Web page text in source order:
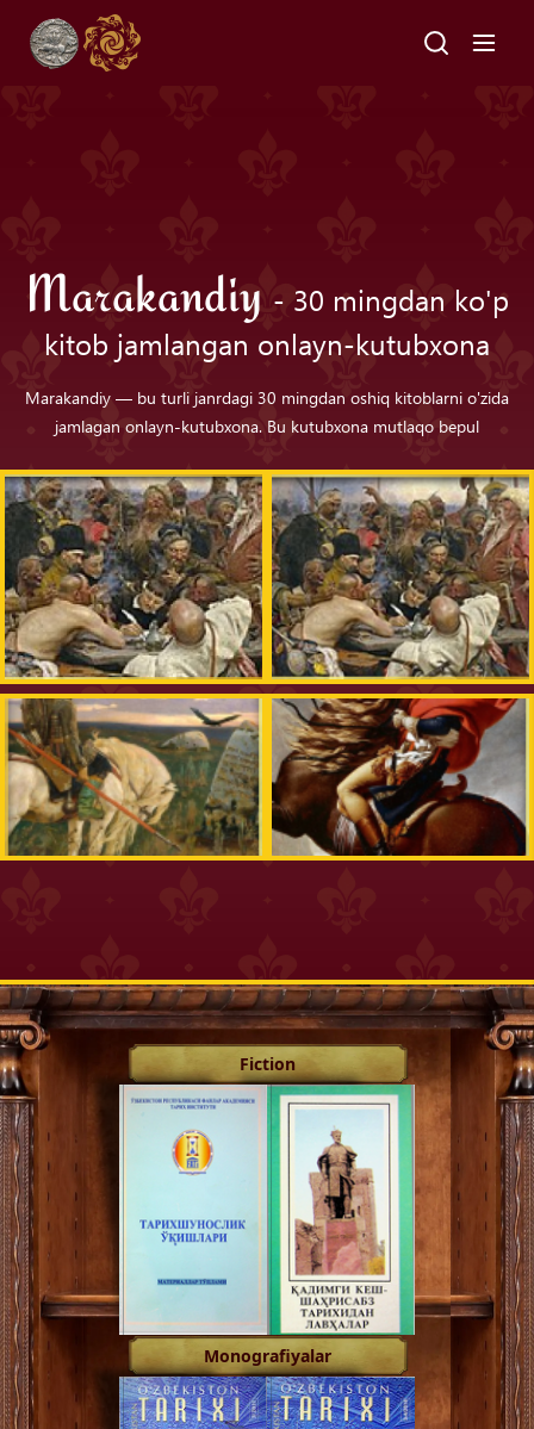
Marakandiy - 30 mingdan ko'p
kitob jamlangan onlayn-kutubxona
Marakandiy — bu turli janrdagi 30 mingdan oshiq kitoblarni o'zida
jamlagan onlayn-kutubxona. Bu kutubxona mutlaqo bepul
Fiction
Monografiyalar